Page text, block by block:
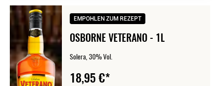
EMPOHLEN ZUM REZEPT
OSBORNE VETERANO - 1L
Solera, 30% Vol.
18,95€